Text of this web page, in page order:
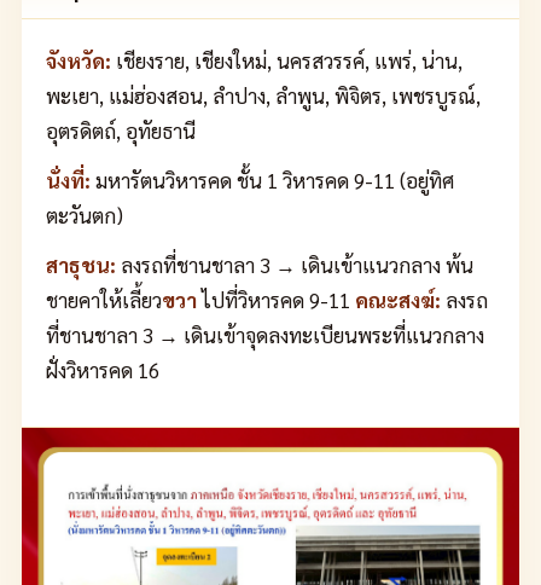
จังหวัด: เชียงราย, เชียงใหม่, นครสวรรค์, แพร่, น่าน,
พะเยา, แม่ฮ่องสอน, ลำปาง, ลำพูน, พิจิตร, เพชรบูรณ์,
อุตรดิตถ์, อุทัยธานี
นั่งที่: มหารัตนวิหารคด ชั้น 1 วิหารคด 9-11 (อยู่ทิศ
ตะวันตก)
สาธุชน: ลงรถที่ชานชาลา 3 → เดินเข้าแนวกลาง พ้น
ชายคาให้เลี้ยวขวาไปที่วิหารคด 9-11 คณะสงฆ์: ลงรถ
ที่ชานชาลา 3 → เดินเข้าจุดลงทะเบียนพระที่แนวกลาง
ฝั่งวิหารคด 16